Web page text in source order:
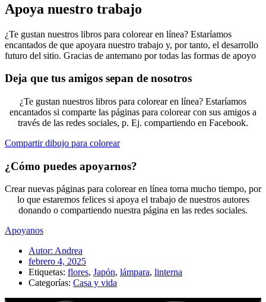
Apoya nuestro trabajo
¿Te gustan nuestros libros para colorear en línea? Estaríamos
encantados de que apoyara nuestro trabajo y, por tanto, el desarrollo
futuro del sitio. Gracias de antemano por todas las formas de apoyo
Deja que tus amigos sepan de nosotros
¿Te gustan nuestros libros para colorear en línea? Estaríamos
encantados si comparte las páginas para colorear con sus amigos a
través de las redes sociales, p. Ej. compartiendo en Facebook.
Compartir dibujo para colorear
¿Cómo puedes apoyarnos?
Crear nuevas páginas para colorear en línea toma mucho tiempo, por
lo que estaremos felices si apoya el trabajo de nuestros autores
donando o compartiendo nuestra página en las redes sociales.
Apoyanos
Autor: Andrea
febrero 4, 2025
Etiquetas: flores, Japón, lámpara, linterna
Categorías: Casa y vida